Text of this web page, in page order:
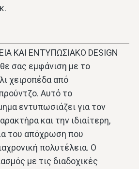
ΚΑΙ ΕΝΤΥΠΩΣΙΑΚΟ DESIGN
σας εμφάνιση με το
χειροπέδα από
Αυτό το
εντυπωσιάζει για τον
και την ιδιαίτερη,
του απόχρωση που
πολυτέλεια. Ο
με τις διαδοχικές